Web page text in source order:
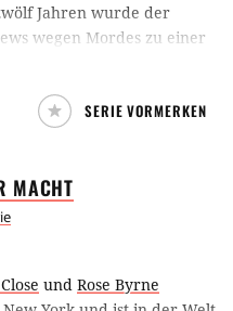
Jahren wurde der
wegen Mordes zu einer
seine Anwältin neue
es mit einer DNS-Analyse
zu beweisen. Crews
Er wird wieder Polizist …
SERIE VORMERKEN
MACHT
und Rose Byrne